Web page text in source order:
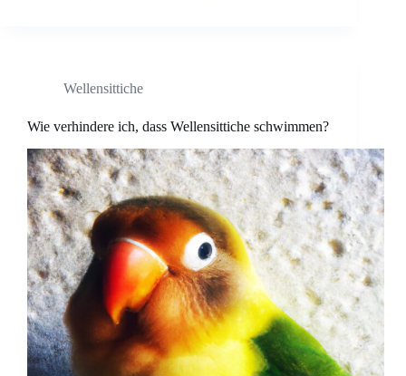
Wellensittiche
Wie verhindere ich, dass Wellensittiche schwimmen?